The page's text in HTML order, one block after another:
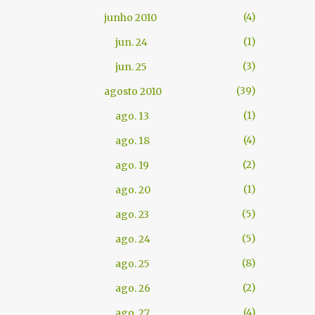
junho 2010
4
jun. 24
1
jun. 25
3
agosto 2010
39
ago. 13
1
ago. 18
4
ago. 19
2
ago. 20
1
ago. 23
5
ago. 24
5
ago. 25
8
ago. 26
2
4